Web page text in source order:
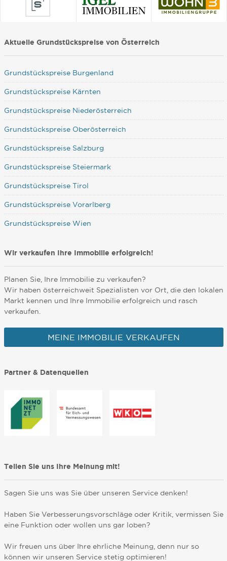
Aktuelle Grundstückspreise von Österreich
Grundstückspreise Burgenland
Grundstückspreise Kärnten
Grundstückspreise Niederösterreich
Grundstückspreise Oberösterreich
Grundstückspreise Salzburg
Grundstückspreise Steiermark
Grundstückspreise Tirol
Grundstückspreise Vorarlberg
Grundstückspreise Wien
Wir verkaufen Ihre Immobilie erfolgreich!
Planen Sie, Ihre Immobilie zu verkaufen?
Wir haben österreichweit Spezialisten vor Ort, die den lokalen
Markt kennen und Ihre Immobilie erfolgreich und rasch
verkaufen.
MEINE IMMOBILIE VERKAUFEN
Partner & Datenquellen
Teilen Sie uns Ihre Meinung mit!
Sagen Sie uns was Sie über unseren Service denken!
Haben Sie Verbesserungsvorschläge oder Kritik, vermissen Sie
eine Funktion oder wollen uns gar loben?
Wir freuen uns über Ihre ehrliche Meinung, denn nur so
können wir unseren Service stetig optimieren!